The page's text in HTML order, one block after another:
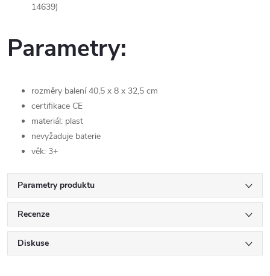
14639)
Parametry:
rozměry balení 40,5 x 8 x 32,5 cm
certifikace CE
materiál: plast
nevyžaduje baterie
věk: 3+
Parametry produktu
Recenze
Diskuse